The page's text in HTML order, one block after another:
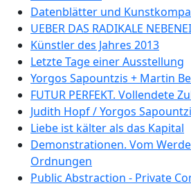
Datenblätter und
UEBER DAS RADIKALE
Künstler des Jahres 2013
Letzte Tage einer Ausstellung
Yorgos Sapountzis + Martin
FUTUR PERFEKT. Vollendete
Judith Hopf / Yorgos
Liebe ist kälter als das Kapital
Demonstrationen. Vom
Ordnungen
Public Abstraction - Private